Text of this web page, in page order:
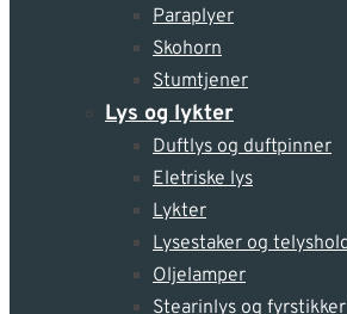
Paraplyer
Skohorn
Stumtjener
Lys og lykter
Duftlys og duftpinner
Eletriske lys
Lykter
Lysestaker og
Oljelamper
Stearinlys og fyrstikker